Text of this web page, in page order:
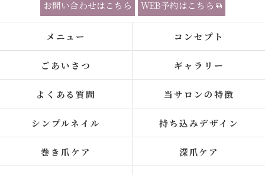
お問い合わせはこちら WEB予約はこちら
メニュー コンセプト
ごあいさつ ギャラリー
よくある質問 当サロンの特徴
シンプルネイル 持ち込みデザイン
巻き爪ケア 深爪ケア